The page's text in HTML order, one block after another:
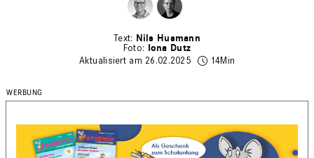
Nils Husmann
Iona Dutz
Aktualisiert am 26.02.2025
14Min